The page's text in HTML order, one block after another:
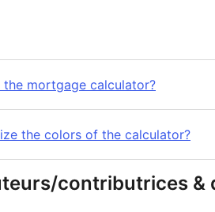
the mortgage calculator?
the colors of the calculator?
contributrices &